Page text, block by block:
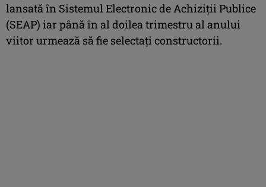
lansată în Sistemul Electronic de Achiziţii Publice
(SEAP) iar până în al doilea trimestru al anului
viitor urmează să fie selectaţi constructorii.